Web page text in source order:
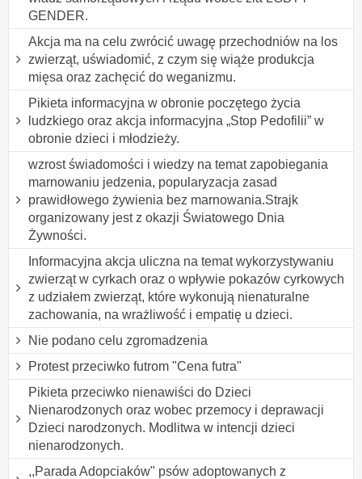
GENDER.
Akcja ma na celu zwrócić uwagę przechodniów na los
zwierząt, uświadomić, z czym się wiąże produkcja
mięsa oraz zachęcić do weganizmu.
Pikieta informacyjna w obronie poczętego życia
ludzkiego oraz akcja informacyjna „Stop Pedofilii” w
obronie dzieci i młodzieży.
wzrost świadomości i wiedzy na temat zapobiegania
marnowaniu jedzenia, popularyzacja zasad
prawidłowego żywienia bez marnowania.Strajk
organizowany jest z okazji Światowego Dnia
Żywności.
Informacyjna akcja uliczna na temat wykorzystywaniu
zwierząt w cyrkach oraz o wpływie pokazów cyrkowych
z udziałem zwierząt, które wykonują nienaturalne
zachowania, na wrażliwość i empatię u dzieci.
Nie podano celu zgromadzenia
Protest przeciwko futrom "Cena futra"
Pikieta przeciwko nienawiści do Dzieci
Nienarodzonych oraz wobec przemocy i deprawacji
Dzieci narodzonych. Modlitwa w intencji dzieci
nienarodzonych.
,,Parada Adopciaków" psów adoptowanych z